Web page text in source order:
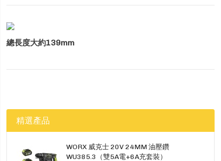
總長度大約139mm
精選產品
WORX 威克士 20V 24MM 油壓鑽
WU385.3（雙5A電+6A充套裝）